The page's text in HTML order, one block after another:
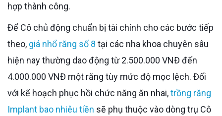
hợp thành công.
Để Cô chủ động chuẩn bị tài chính cho các bước tiếp
theo, giá nhổ răng số 8 tại các nha khoa chuyên sâu
hiện nay thường dao động từ 2.500.000 VNĐ đến
4.000.000 VNĐ một răng tùy mức độ mọc lệch. Đối
với kế hoạch phục hồi chức năng ăn nhai,trồng răng
Implant bao nhiêu tiền sẽ phụ thuộc vào dòng trụ Cô